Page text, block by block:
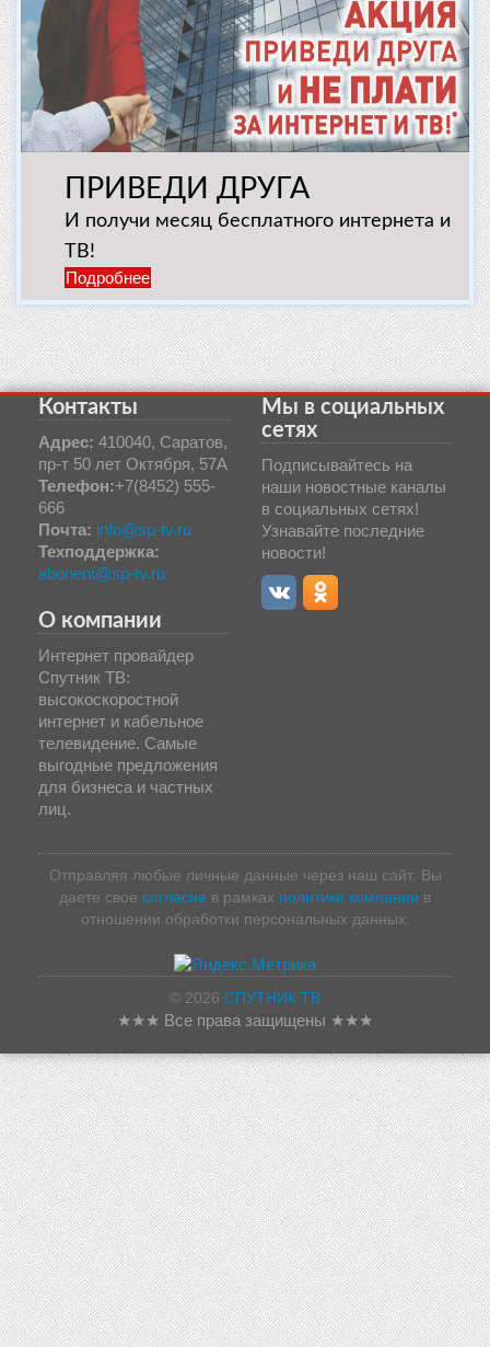
ПРИВЕДИ ДРУГА
И получи месяц бесплатного интернета и
ТВ!
Подробнее
Контакты
Адрес: 410040, Саратов,
пр-т 50 лет Октября, 57А
Телефон:+7(8452) 555-
666
Почта: info@sp-tv.ru
Техподдержка:
abonent@sp-tv.ru
Мы в социальных
сетях
Подписывайтесь на
наши новостные каналы
в социальных сетях!
Узнавайте последние
новости!
О компании
Интернет провайдер
Спутник ТВ:
высокоскоростной
интернет и кабельное
телевидение. Самые
выгодные предложения
для бизнеса и частных
лиц.
Отправляя любые личные данные через наш сайт, Вы
даете свое согласие в рамках политики компании в
отношении обработки персональных данных.
© 2026 СПУТНИК ТВ
★★★ Все права защищены ★★★